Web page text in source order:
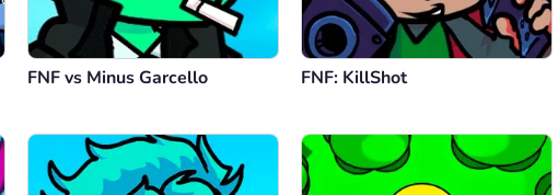
FNF vs Minus Garcello FNF: KillShot